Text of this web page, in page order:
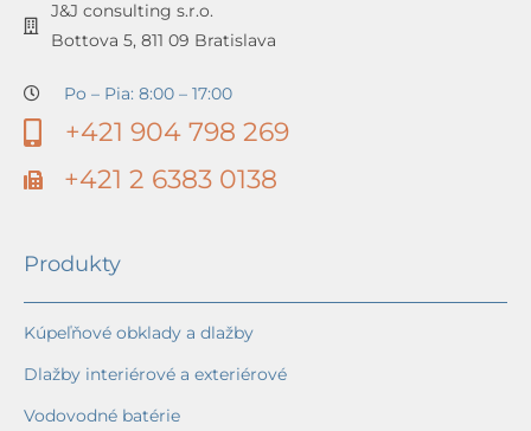
J&J consulting s.r.o.
Bottova 5, 811 09 Bratislava
Po – Pia: 8:00 – 17:00
+421 904 798 269
+421 2 6383 0138
Produkty
Kúpeľňové obklady a dlažby
Dlažby interiérové a exteriérové
Vodovodné batérie